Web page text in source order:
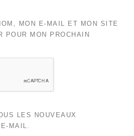
MON E-MAIL ET MON SITE
POUR MON PROCHAIN
LES NOUVEAUX
MAIL.